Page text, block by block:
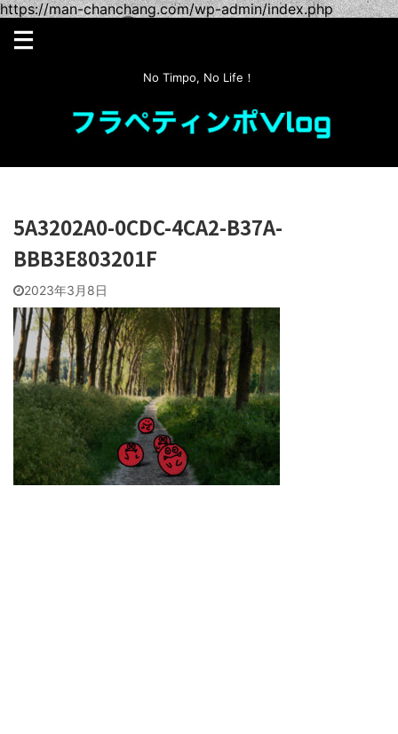
https://man-chanchang.com/wp-admin/index.php
No Timpo, No Life！
5A3202A0-0CDC-4CA2-B37A-
BBB3E803201F
2023年3月8日